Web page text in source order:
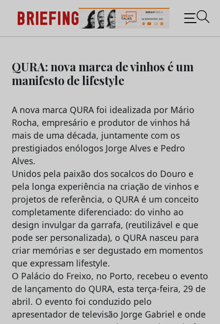
content
Briefing: Todas as notícias sobre os negócios do
Marketing e da Publicidade
QURA: nova marca de vinhos é um
manifesto de lifestyle
A nova marca QURA foi idealizada por Mário
Rocha, empresário e produtor de vinhos há
mais de uma década, juntamente com os
prestigiados enólogos Jorge Alves e Pedro
Alves.
Unidos pela paixão dos socalcos do Douro e
pela longa experiência na criação de vinhos e
projetos de referência, o QURA é um conceito
completamente diferenciado: do vinho ao
design invulgar da garrafa, (reutilizável e que
pode ser personalizada), o QURA nasceu para
criar memórias e ser degustado em momentos
que expressam lifestyle.
O Palácio do Freixo, no Porto, recebeu o evento
de lançamento do QURA, esta terça-feira, 29 de
abril. O evento foi conduzido pelo
apresentador de televisão Jorge Gabriel e onde